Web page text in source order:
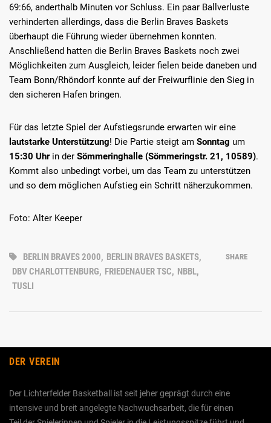
69:66, anderthalb Minuten vor Schluss. Ein paar Ballverluste
verhinderten allerdings, dass die Berlin Braves Baskets
überhaupt die Führung wieder übernehmen konnten.
Anschließend hatten die Berlin Braves Baskets noch zwei
Möglichkeiten zum Ausgleich, leider fielen beide daneben und
Team Bonn/Rhöndorf konnte auf der Freiwurflinie den Sieg in
den sicheren Hafen bringen.
Für das letzte Spiel der Aufstiegsrunde erwarten wir eine
lautstarke Unterstützung! Die Partie steigt am Sonntag um
15:30 Uhrin der Sömmeringhalle (Sömmeringstr. 21, 10589).
Kommt also unbedingt vorbei, um das Team zu unterstützen
und so dem möglichen Aufstieg ein Schritt näherzukommen.
Foto: Alter Keeper
BERLIN BRAVES 2000, BERLIN BRAVES BASKETS,
DBV CHARLOTTENBURG, FRIEDENAUER TSC, NBBL,
TUSLI
SHARE
DER VEREIN
Der Lichterfelder Basketball ist seit jeher geprägt durch eine
intensive und breit angelegte Nachwuchs­arbeit, die für einen